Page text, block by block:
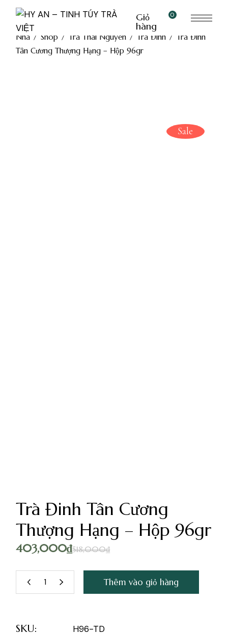
Giỏ
hàng
0
Nhà Shop Trà Thái Nguyên Trà Đinh
Trà Đinh
Tân Cương Thượng Hạng – Hộp 96gr
Sale
Trà Đinh Tân Cương
Thượng Hạng – Hộp 96gr
518,000₫
403,000₫
Thêm vào giỏ hàng
SKU: H96-TD